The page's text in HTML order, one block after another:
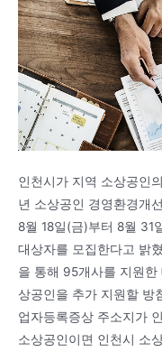
인천시가 지역 소상공인
년 소상공인 경영환경개
8월 18일(금)부터 8월 31
대상자를 모집한다고 밝
을 통해 95개사를 지원
상공인을 추가 지원할 방
업자등록증상 주소지가
소상공인이면 인천시 소